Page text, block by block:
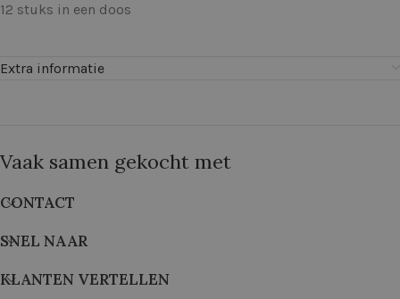
12 stuks in een doos
Extra informatie
Vaak samen gekocht met
CONTACT
SNEL NAAR
KLANTEN VERTELLEN